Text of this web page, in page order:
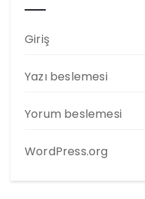
Giriş
Yazı beslemesi
Yorum beslemesi
WordPress.org